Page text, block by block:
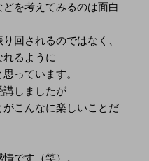
を考えてみるのは面白
回されるのではなく、
れるように
っています。
講しましたが
こんなに楽しいことだ
です（笑）。